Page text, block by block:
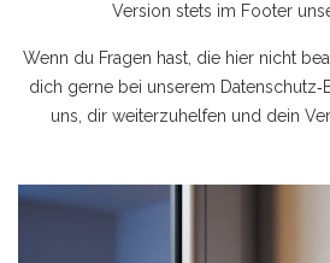
Version stets im Footer
Wenn du Fragen hast, die hier nicht
dich gerne bei unserem
uns, dir weiterzuhelfen und dein